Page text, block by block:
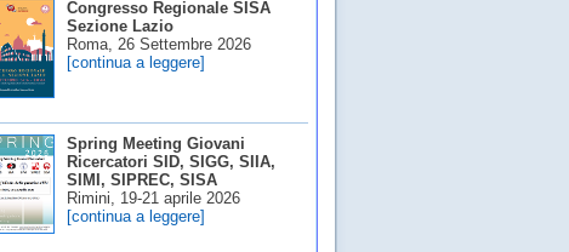
Congresso Regionale SISA
Sezione Lazio
Roma, 26 Settembre 2026
[continua a leggere]
Spring Meeting Giovani
Ricercatori SID, SIGG, SIIA,
SIMI, SIPREC, SISA
Rimini, 19-21 aprile 2026
[continua a leggere]